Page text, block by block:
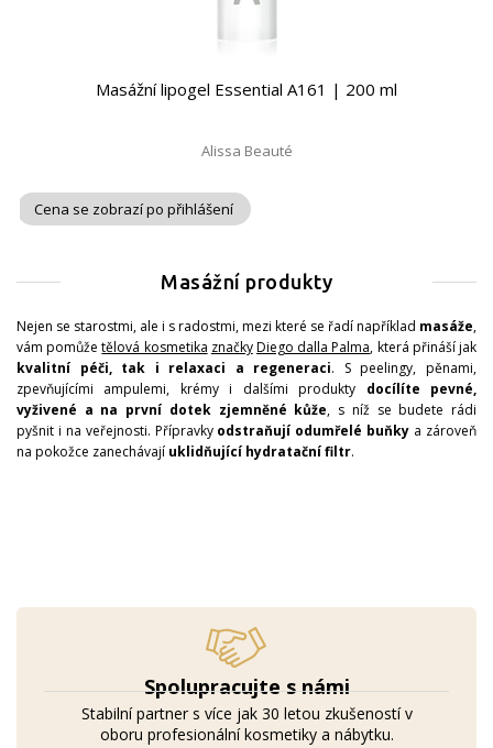
Spolupracujte s námi
Stabilní partner s více jak 30 letou zkušeností v
oboru profesionální kosmetiky a nábytku.
Masážní lipogel Essential A161 | 200 ml
Alissa Beauté
Cena se zobrazí po přihlášení
Masážní produkty
Nejen se starostmi, ale i s radostmi, mezi které se řadí například masáže,
vám pomůžetělová kosmetika značkyDiego dalla Palma, která přináší jak
kvalitní péči, tak i relaxaci a regeneraci. S peelingy, pěnami,
zpevňujícími ampulemi, krémy i dalšími produkty docílíte pevné,
vyživené a na první dotek zjemněné kůže, s níž se budete rádi
pyšnit i na veřejnosti. Přípravky odstraňují odumřelé buňky a zároveň
na pokožce zanechávají uklidňující hydratační filtr.